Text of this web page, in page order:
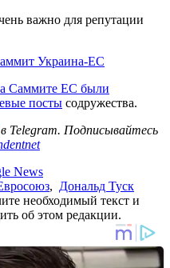
важно для репутации
Украина-ЕС
Саммите ЕС были
посты содружества.
в Telegram. Подписывайтесь
News
, Дональд Туск
необходимый текст и
об этом редакции.